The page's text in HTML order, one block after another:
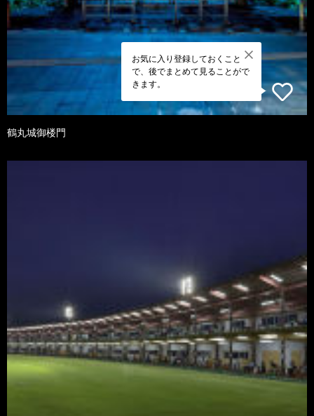
お気に入り登録しておくこと
で、後でまとめて見ることがで
きます。
鶴丸城御楼門